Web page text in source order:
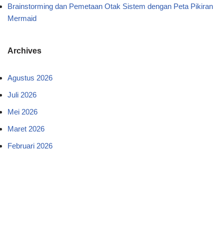
Brainstorming dan Pemetaan Otak Sistem dengan Peta Pikiran
Mermaid
Archives
Agustus 2026
Juli 2026
Mei 2026
Maret 2026
Februari 2026